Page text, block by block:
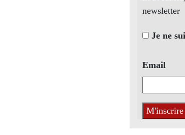
newsletter
Je ne
Email